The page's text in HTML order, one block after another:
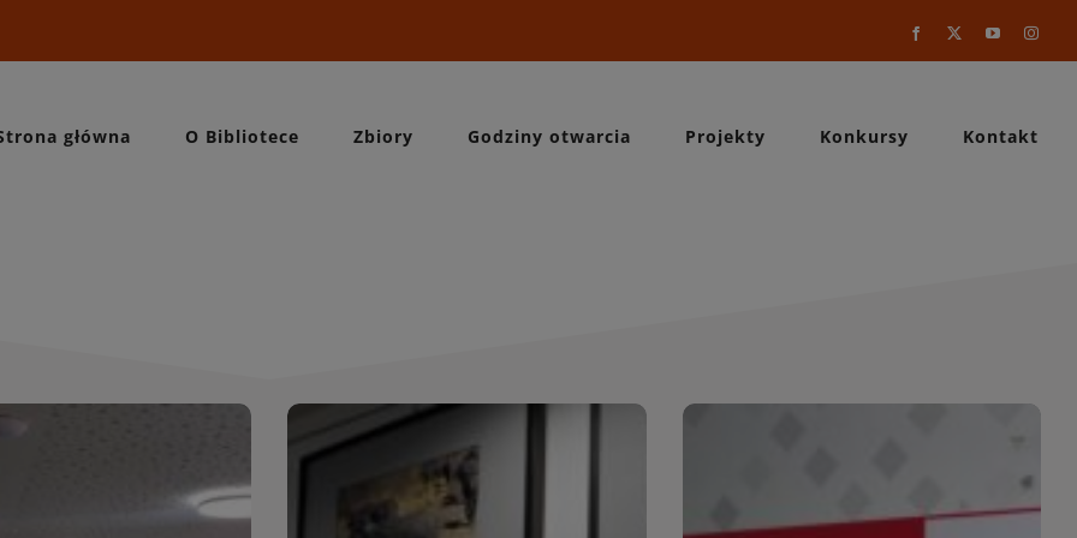
Facebook YouTube
główna O Bibliotece Zbiory Godziny otwarcia Projekty Konkursy Kontakt
Wydarzenia